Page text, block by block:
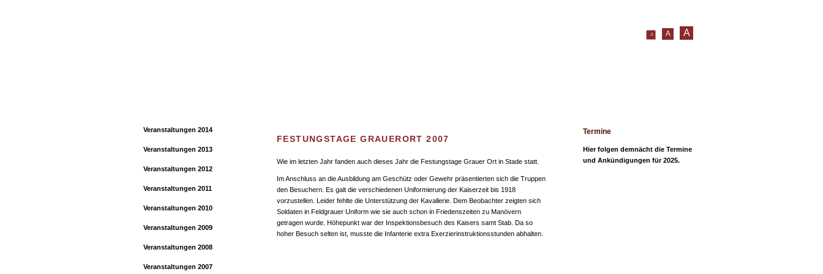
A A A
Veranstaltungen 2014
Veranstaltungen 2013
Veranstaltungen 2012
Veranstaltungen 2011
Veranstaltungen 2010
Veranstaltungen 2009
Veranstaltungen 2008
Veranstaltungen 2007
FESTUNGSTAGE GRAUERORT 2007
Wie im letzten Jahr fanden auch dieses Jahr die Festungstage Grauer Ort in Stade statt.
Im Anschluss an die Ausbildung am Geschütz oder Gewehr präsentierten sich die Truppen
den Besuchern. Es galt die verschiedenen Uniformierung der Kaiserzeit bis 1918
vorzustellen. Leider fehlte die Unterstützung der Kavallerie. Dem Beobachter zeigten sich
Soldaten in Feldgrauer Uniform wie sie auch schon in Friedenszeiten zu Manövern
getragen wurde. Höhepunkt war der Inspektionsbesuch des Kaisers samt Stab. Da so
hoher Besuch selten ist, musste die Infanterie extra Exerzierinstruktionsstunden abhalten.
Termine
Hier folgen demnächt die Termine
und Ankündigungen für 2025.